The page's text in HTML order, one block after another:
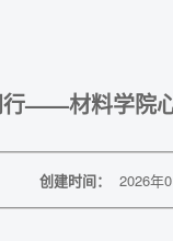
——材料学院
创建时间： 2026年